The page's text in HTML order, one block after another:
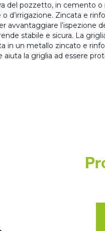
del pozzetto, in cemento
d’irrigazione. Zincata e
avvantaggiare l’ispezione
stabile e sicura. La
in un metallo zincato e
la griglia ad essere